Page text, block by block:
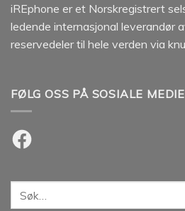
iREphone er et Norskregistrert
ledende internasjonal leverandør
reservedeler til hele verden via
FØLG OSS PÅ SOSIALE
Facebook